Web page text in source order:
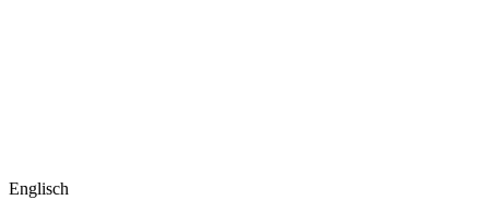
Englisch